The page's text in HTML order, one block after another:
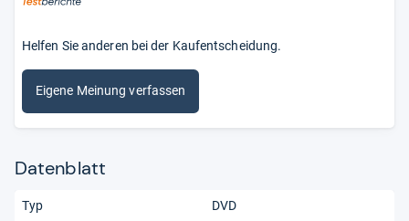
Helfen Sie anderen bei der Kaufentscheidung.
Eigene Meinung verfassen
Datenblatt
Typ DVD